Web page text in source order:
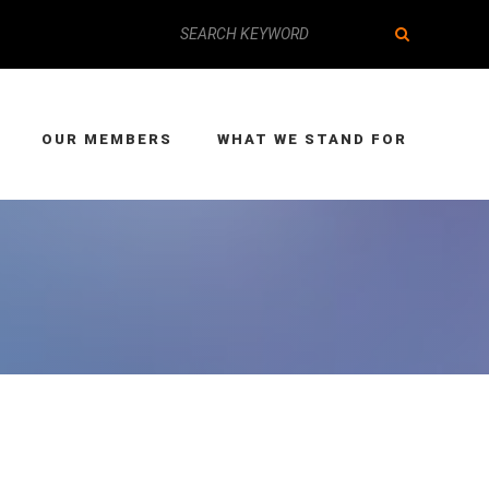
OUR MEMBERS WHAT WE STAND FOR